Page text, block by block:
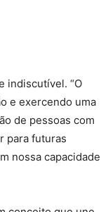
indiscutível. “O
e exercendo uma
de pessoas com
para futuras
nossa capacidade